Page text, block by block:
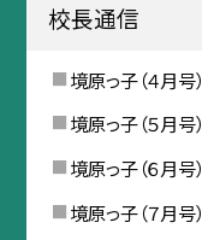
校長通信
境原っ子（４月号）
境原っ子（５月号）
境原っ子（６月号）
境原っ子（７月号）